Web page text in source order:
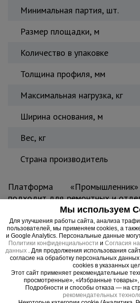
Минимальная партия, шт.
Размер площадки, м
Количество в упаковке
Толщина профиля, мм
Максимальная нагрузка, кг
Ширина основания, м
Вес, кг
Страна производитель
Платформа
подходит для ремонтных и
конструкции каждой модели
колеса, благодаря которым
перемещать с места
необходимости. При этом
платформы и 2 регулируемых
исключают возможность
работы. Стяжка
платформу от
сконструированные ступени
Мы используем
Для улучшения работы сайта, анализа
пользователей, мы применяем cookies, а
и Google Analytics. Персональные данные
Политики конфиденциальности и Согласия
данных . Для продолжения использования
согласие на обработку персональных
cookies в указанных
Этот сайт применяет рекомендательные
просмотренные», «Избранные
Подробности и способы отказа — на
рекомендательных